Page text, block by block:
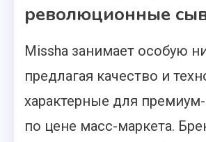
революционные
Missha занимает особую
предлагая качество и
характерные для
по цене масс-маркета.